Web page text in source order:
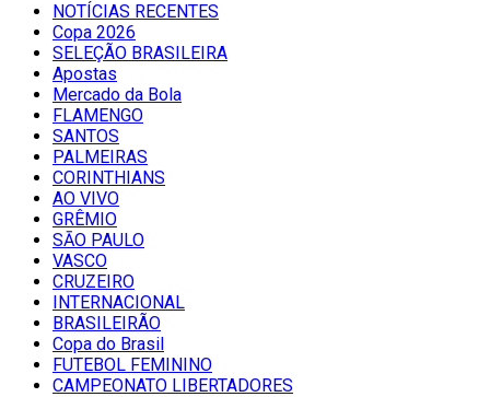
NOTÍCIAS RECENTES
Copa 2026
SELEÇÃO BRASILEIRA
Apostas
Mercado da Bola
FLAMENGO
SANTOS
PALMEIRAS
CORINTHIANS
AO VIVO
GRÊMIO
SĀO PAULO
VASCO
CRUZEIRO
INTERNACIONAL
BRASILEIRÃO
Copa do Brasil
FUTEBOL FEMININO
CAMPEONATO LIBERTADORES